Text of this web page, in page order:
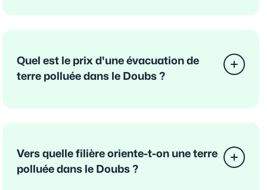
Quel est le prix d'une évacuation de
terre polluée dans le Doubs ?
Vers quelle filière oriente-t-on une terre
polluée dans le Doubs ?